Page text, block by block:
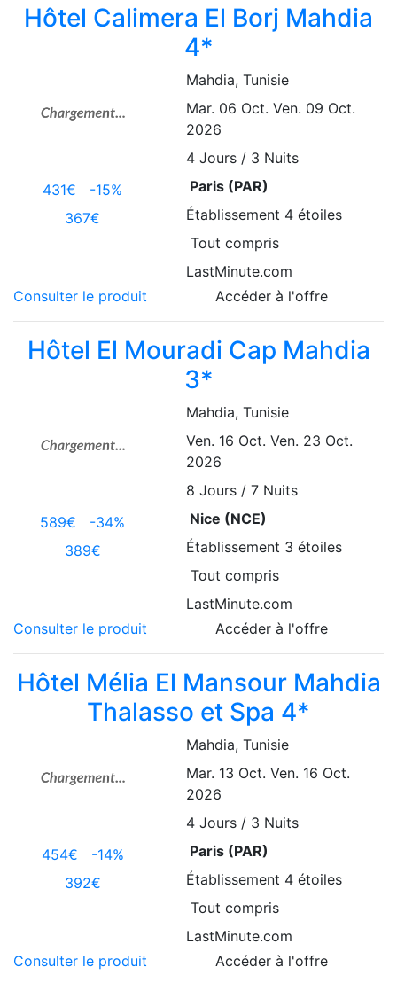
Hôtel Calimera El Borj Mahdia
4*
431€ -15%
367€
Mahdia, Tunisie
Mar. 06 Oct. Ven. 09 Oct.
2026
4Jours / 3 Nuits
Paris (PAR)
Établissement 4 étoiles
Tout compris
LastMinute.com
Consulter le produit
Accéder à l'offre
Hôtel El Mouradi Cap Mahdia
3*
589€ -34%
389€
Mahdia, Tunisie
Ven. 16 Oct. Ven. 23 Oct.
2026
8 Jours / 7 Nuits
Nice (NCE)
Établissement 3 étoiles
Tout compris
LastMinute.com
Consulter le produit
Accéder à l'offre
Hôtel Mélia El Mansour Mahdia
Thalasso et Spa 4*
454€ -14%
392€
Mahdia, Tunisie
Mar. 13 Oct. Ven. 16 Oct.
2026
4Jours / 3 Nuits
Paris (PAR)
Établissement 4 étoiles
Tout compris
LastMinute.com
Consulter le produit
Accéder à l'offre